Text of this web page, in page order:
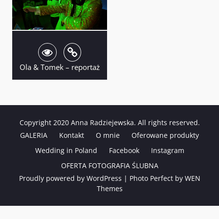
Ola & Tomek – reportaż
Copyright 2020 Anna Radziejewska. All rights reserved.
GALERIA
Kontakt O mnie
Oferowane produkty
Wedding in Poland
Facebook
Instagram
OFERTA FOTOGRAFIA ŚLUBNA
Proudly powered by WordPress | Photo Perfect by WEN
Themes